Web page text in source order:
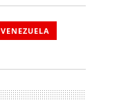
VENEZUELA